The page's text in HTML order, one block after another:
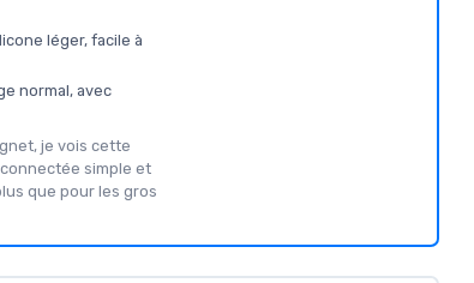
léger, facile à
normal, avec
je vois cette
connectée simple et
que pour les gros